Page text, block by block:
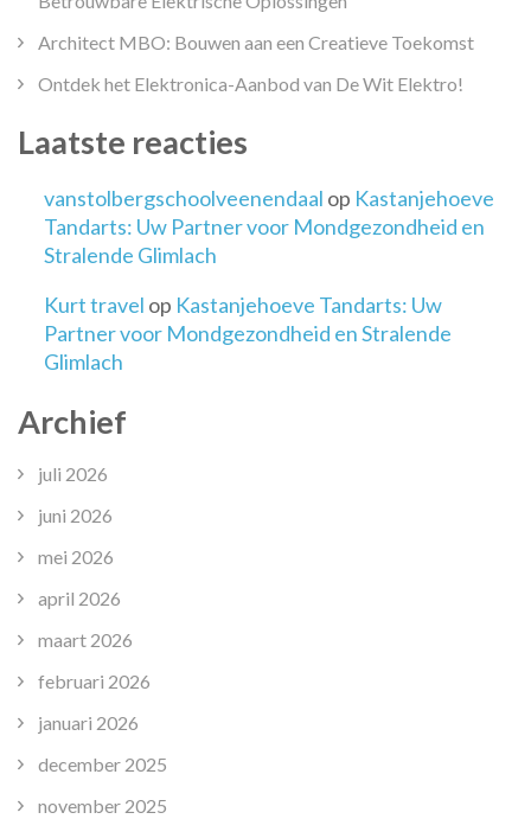
Architect MBO: Bouwen aan een Creatieve Toekomst
Ontdek het Elektronica-Aanbod van De Wit Elektro!
Laatste reacties
vanstolbergschoolveenendaal op Kastanjehoeve
Tandarts: Uw Partner voor Mondgezondheid en
Stralende Glimlach
Kurt travel op Kastanjehoeve Tandarts: Uw
Partner voor Mondgezondheid en Stralende
Glimlach
Archief
juli 2026
juni 2026
mei 2026
april 2026
maart 2026
februari 2026
januari 2026
december 2025
november 2025